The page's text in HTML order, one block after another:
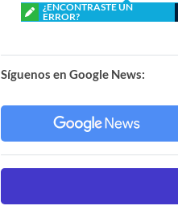
¿ENCONTRASTE UN
ERROR?
Síguenos en Google News: